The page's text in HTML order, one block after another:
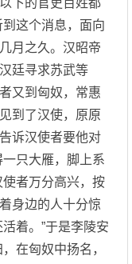
下的官吏百姓都
这个消息，面向
月之久。汉昭帝
廷寻求苏武等
又到匈奴，常惠
到了汉使，原原
诉汉使者要他对
只大雁，脚上系
者万分高兴，按
身边的人十分惊
着。”于是李陵安
在匈奴中扬名，